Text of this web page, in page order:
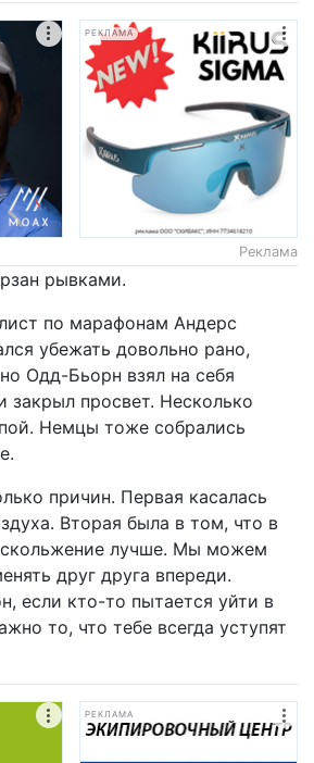
РЕКЛАМА
Реклама
рывками.
по марафонам Андерс
убежать довольно рано,
Одд-Бьорн взял на себя
закрыл просвет. Несколько
Немцы тоже собрались
причин. Первая касалась
Вторая была в том, что в
лучше. Мы можем
друг друга впереди.
если кто-то пытается уйти в
то, что тебе всегда уступят
РЕКЛАМА